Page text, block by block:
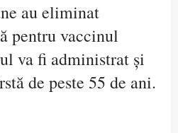
au eliminat
pentru vaccinul
va fi administrat și
de peste 55 de ani.